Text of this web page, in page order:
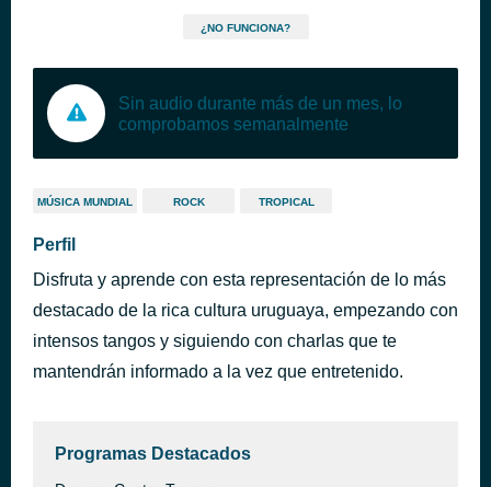
¿NO FUNCIONA?
Sin audio durante más de un mes, lo
comprobamos semanalmente
MÚSICA MUNDIAL ROCK TROPICAL
Perfil
Disfruta y aprende con esta representación de lo más
destacado de la rica cultura uruguaya, empezando con
intensos tangos y siguiendo con charlas que te
mantendrán informado a la vez que entretenido.
Programas Destacados